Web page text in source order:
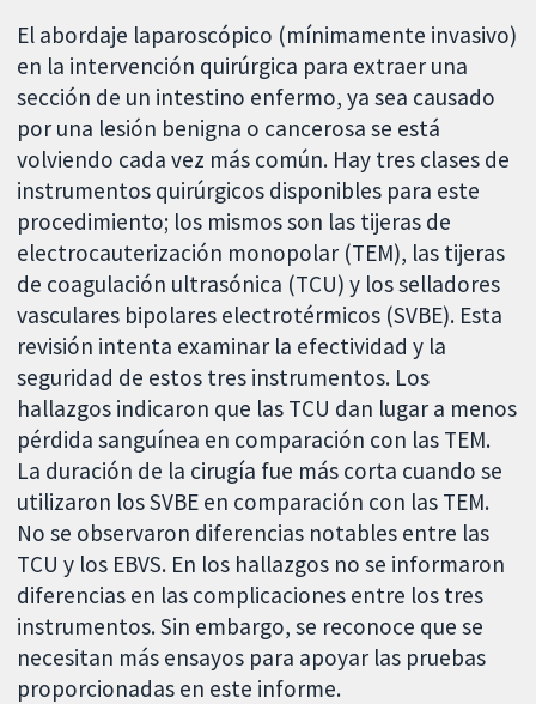
El abordaje laparoscópico (mínimamente invasivo)
en la intervención quirúrgica para extraer una
sección de un intestino enfermo, ya sea causado
por una lesión benigna o cancerosa se está
volviendo cada vez más común. Hay tres clases de
instrumentos quirúrgicos disponibles para este
procedimiento; los mismos son las tijeras de
electrocauterización monopolar (TEM), las tijeras
de coagulación ultrasónica (TCU) y los selladores
vasculares bipolares electrotérmicos (SVBE). Esta
revisión intenta examinar la efectividad y la
seguridad de estos tres instrumentos. Los
hallazgos indicaron que las TCU dan lugar a menos
pérdida sanguínea en comparación con las TEM.
La duración de la cirugía fue más corta cuando se
utilizaron los SVBE en comparación con las TEM.
No se observaron diferencias notables entre las
TCU y los EBVS. En los hallazgos no se informaron
diferencias en las complicaciones entre los tres
instrumentos. Sin embargo, se reconoce que se
necesitan más ensayos para apoyar las pruebas
proporcionadas en este informe.